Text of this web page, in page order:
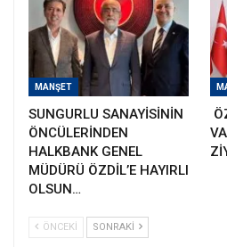
MANŞET
SUNGURLU SANAYİSİNİN
ÖNCÜLERİNDEN
HALKBANK GENEL
MÜDÜRÜ ÖZDİL’E HAYIRLI
OLSUN…
ÖNCEKI SONRAKI